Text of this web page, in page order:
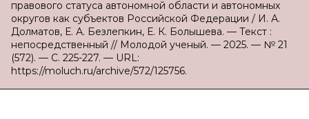
правового статуса автономной области и автономных
округов как субъектов Российской Федерации / И. А.
Долматов, Е. А. Безлепкин, Е. К. Болышева. — Текст :
непосредственный // Молодой ученый. — 2025. — № 21
(572). — С. 225-227. — URL:
https://moluch.ru/archive/572/125756.